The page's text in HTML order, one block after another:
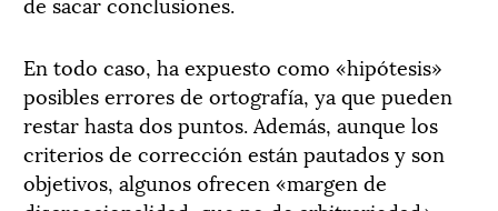
En todo caso, ha expuesto como «hipótesis»
posibles errores de ortografía, ya que pueden
restar hasta dos puntos. Además, aunque los
criterios de corrección están pautados y son
objetivos, algunos ofrecen «margen de